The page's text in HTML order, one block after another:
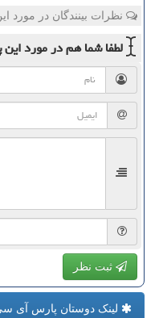
نظرات بینندگان در مورد
لطفا شما همدر مورد
ثبت نظر
لینک دوستان پارس آی